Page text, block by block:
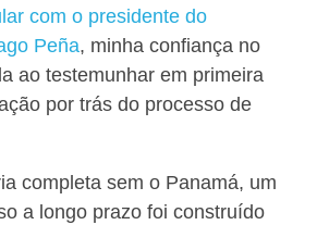
com o presidente do
Peña, minha confiança no
ao testemunhar em primeira
por trás do processo de
completa sem o Panamá, um
a longo prazo foi construído